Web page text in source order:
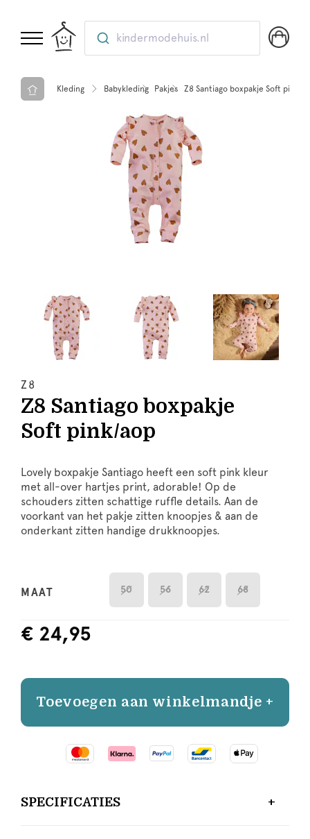
kindermodehuis.nl
Kleding Babykleding Pakjes Z8 Santiago boxpakje Soft pink/
Z8
Z8 Santiago boxpakje
Soft pink/aop
Lovely boxpakje Santiago heeft een soft pink kleur
met all-over hartjes print, adorable! Op de
schouders zitten schattige ruffle details. Aan de
voorkant van het pakje zitten knoopjes & aan de
onderkant zitten handige drukknoopjes.
MAAT 50 56 62 68
€ 24,95
Toevoegen aan winkelmandje +
SPECIFICATIES